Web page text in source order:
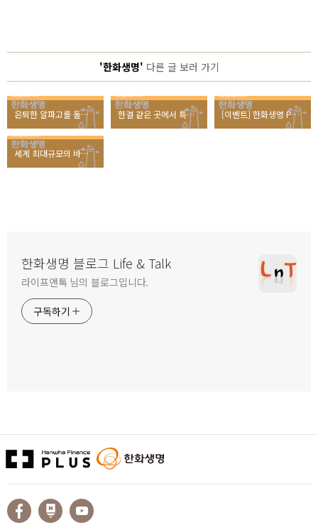
'한화생명' 다른 글 보러 가기
은퇴한 알파고를 돌아오게 할 바둑 꿈나무는 누구? 한결 같은 곳에서 특별한 마음으로, 청양 아산리 마을에서의 봉사활동 [이벤트] 한화생명 POP QUIZ 이벤트 - 4대보험편
세계 최대규모의 바둑대회, 한화생명 국수전 인사이드
한화생명 블로그 Life & Talk
라이프앤톡 님의 블로그입니다.
구독하기